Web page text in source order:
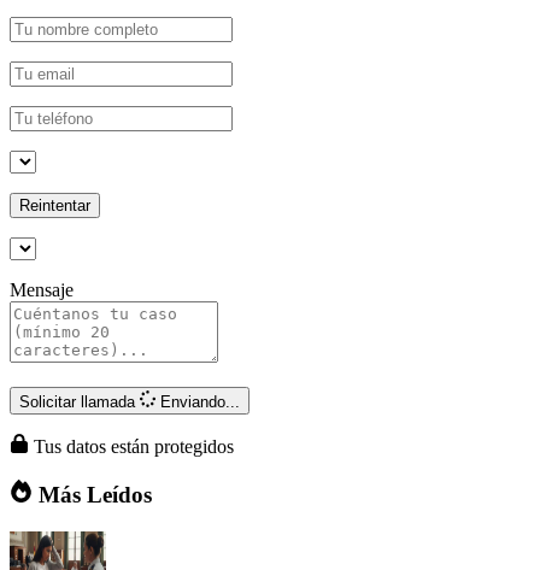
Reintentar
Mensaje
Solicitar llamada Enviando...
Tus datos están protegidos
Más Leídos